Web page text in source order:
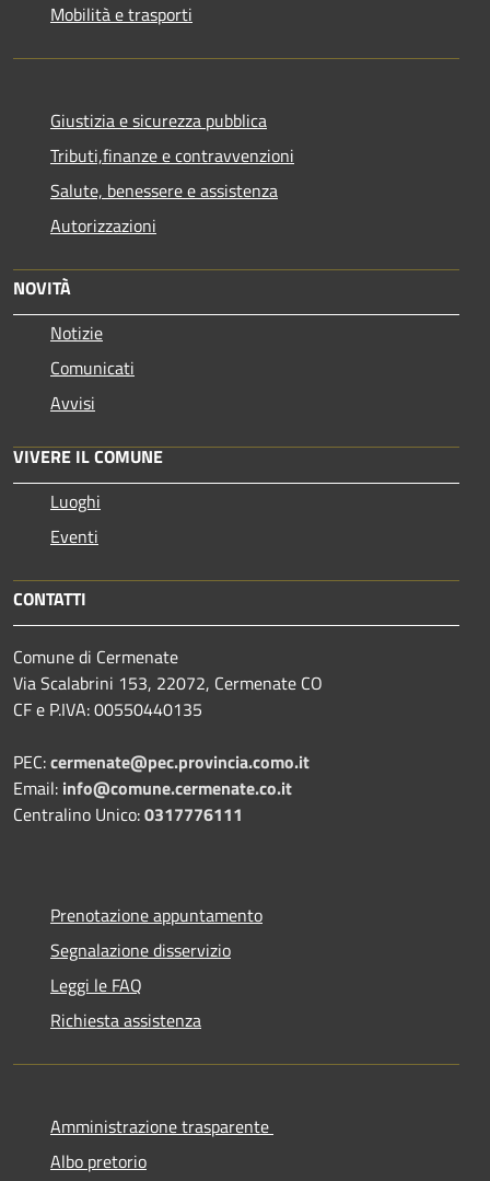
Mobilità e trasporti
Giustizia e sicurezza pubblica
Tributi,finanze e contravvenzioni
Salute, benessere e assistenza
Autorizzazioni
NOVITÀ
Notizie
Comunicati
Avvisi
VIVERE IL COMUNE
Luoghi
Eventi
CONTATTI
Comune di Cermenate
Via Scalabrini 153, 22072, Cermenate CO
CF e P.IVA: 00550440135
PEC:cermenate@pec.provincia.como.it
Email: info@comune.cermenate.co.it
Centralino Unico:0317776111
Prenotazione appuntamento
Segnalazione disservizio
Leggi le FAQ
Richiesta assistenza
Amministrazione trasparente
Albo pretorio